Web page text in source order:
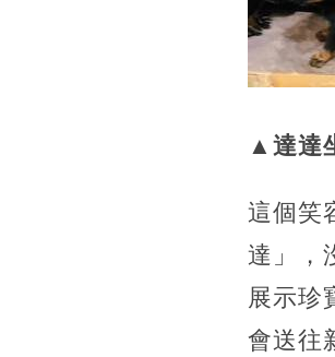
▲達達
這個笑
達」，
展示珍
會送往